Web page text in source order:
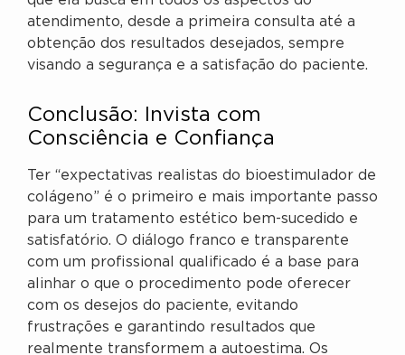
atendimento, desde a primeira consulta até a
obtenção dos resultados desejados, sempre
visando a segurança e a satisfação do paciente.
Conclusão: Invista com
Consciência e Confiança
Ter “expectativas realistas do bioestimulador de
colágeno” é o primeiro e mais importante passo
para um tratamento estético bem-sucedido e
satisfatório. O diálogo franco e transparente
com um profissional qualificado é a base para
alinhar o que o procedimento pode oferecer
com os desejos do paciente, evitando
frustrações e garantindo resultados que
realmente transformem a autoestima. Os